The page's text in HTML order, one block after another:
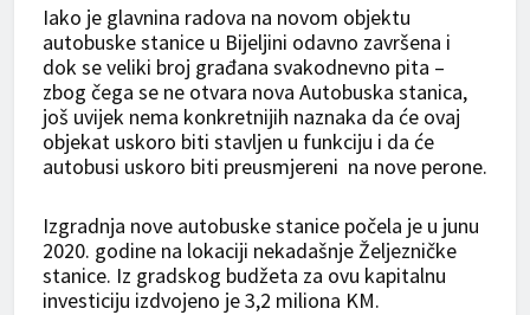
Iako je glavnina radova na novom objektu
autobuske stanice u Bijeljini odavno završena i
dok se veliki broj građana svakodnevno pita –
zbog čega se ne otvara nova Autobuska stanica,
još uvijek nema konkretnijih naznaka da će ovaj
objekat uskoro biti stavljen u funkciju i da će
autobusi uskoro biti preusmjereni na nove perone.
Izgradnja nove autobuske stanice počela je u junu
2020. godine na lokaciji nekadašnje Željezničke
stanice. Iz gradskog budžeta za ovu kapitalnu
investiciju izdvojeno je 3,2 miliona KM.